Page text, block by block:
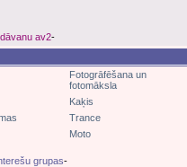
av2-
Fotogrāfēšana un
fotomāksla
Kaķis
Trance
Moto
grupas-